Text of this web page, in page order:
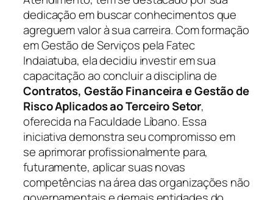
dedicação em buscar conhecimentos que
agreguem valor à sua carreira. Com formação
em Gestão de Serviços pela Fatec
Indaiatuba, ela decidiu investir em sua
capacitação ao concluir a disciplina de
Contratos, Gestão Financeira e Gestão de
Risco Aplicados ao Terceiro Setor,
oferecida na Faculdade Líbano. Essa
iniciativa demonstra seu compromisso em
se aprimorar profissionalmente para,
futuramente, aplicar suas novas
competências na área das organizações não